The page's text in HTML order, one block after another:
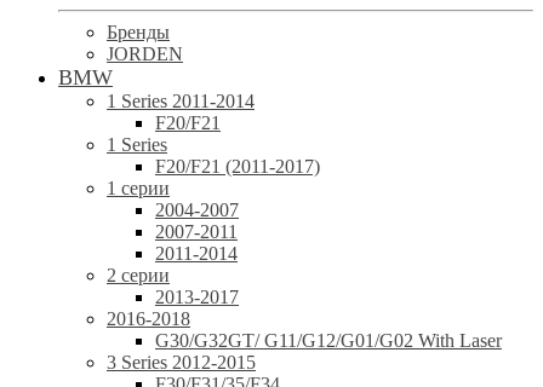
Бренды
JORDEN
BMW
1 Series 2011-2014
F20/F21
1 Series
F20/F21 (2011-2017)
1 серии
2004-2007
2007-2011
2011-2014
2 серии
2013-2017
2016-2018
G30/G32GT/ G11/G12/G01/G02 With Laser
3 Series 2012-2015